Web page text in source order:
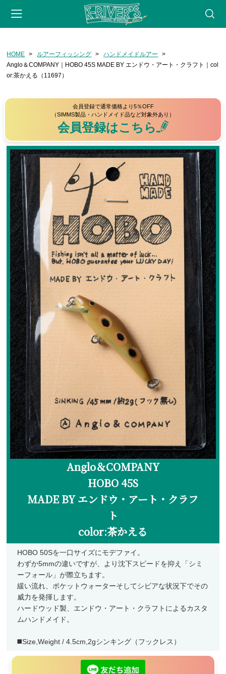
会員登録 マイページ カート webサイト
CATEGORY
フライフィッシング
リール
フライライン
リーダー・ティペット
フライ用アクセサリー
タイイングツール
フライ（完成品）
フライケース
フライマテリアル
マテリアル
マテリアル（コンプリート）
マテリアル（スレッド・ティンセル系）
ルアーフィッシング
ロッド
ルアー
ハンドメイドルアー
管釣りルアー
ルアーケース
ランディングネット
ランディングネット
マグネットリリーサー
ネットホルダー
メンテナンス
交換用ネット
ウェーディングギア
ウェーダー
ウェーディングシューズ
ウェア・アクセサリー
HOME ルアーフィッシング
ハンドメイドルアー
Anglo＆COMPANY｜HOBO 45S MADE BY エンドウ・アート・クラフト｜col
or:茶かえる（11697）
会員登録で通常価格より5％OFF
（SIMMS製品・ハンドメイド品など対象外あり）
会員登録はこちら
Anglo＆COMPANY
HOBO 45S
MADE BY エンドウ・アート・クラフ
ト
color:茶かえる
HOBO 50Sを一口サイズにモデファイ。
わずか5mmの違いですが、より沈下スピードを抑え「シミ
ーフォール」が際立ちます。
緩い流れ、ポケットウォーターそしてシビアな状況下でその
威力を発揮します。
ハードウッド製、エンドウ・アート・クラフトによるカスタ
ムハンドメイド。
◼️Size,Weight / 4.5cm,2gシンキング（フックレス）